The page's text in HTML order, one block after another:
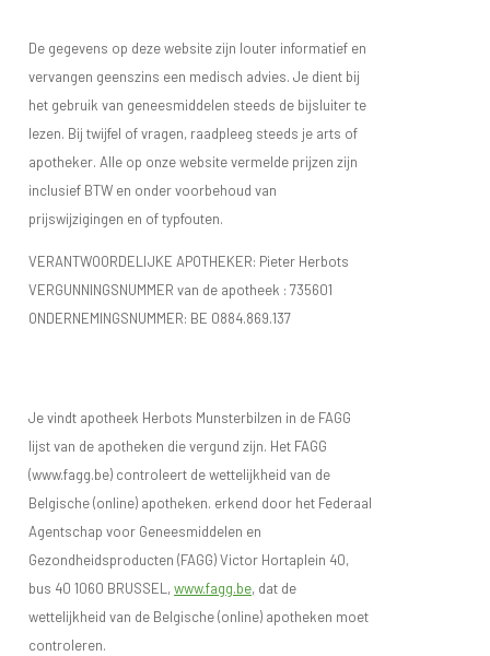
De gegevens op deze website zijn louter informatief en
vervangen geenszins een medisch advies. Je dient bij
het gebruik van geneesmiddelen steeds de bijsluiter te
lezen. Bij twijfel of vragen, raadpleeg steeds je arts of
apotheker. Alle op onze website vermelde prijzen zijn
inclusief BTW en onder voorbehoud van
prijswijzigingen en of typfouten.
VERANTWOORDELIJKE APOTHEKER: Pieter Herbots
VERGUNNINGSNUMMER van de apotheek : 735601
ONDERNEMINGSNUMMER: BE 0884.869.137
Je vindt apotheek Herbots Munsterbilzen in de FAGG
lijst van de apotheken die vergund zijn. Het FAGG
(www.fagg.be) controleert de wettelijkheid van de
Belgische (online) apotheken. erkend door het Federaal
Agentschap voor Geneesmiddelen en
Gezondheidsproducten (FAGG) Victor Hortaplein 40,
bus 40 1060 BRUSSEL,www.fagg.be, dat de
wettelijkheid van de Belgische (online) apotheken moet
controleren.